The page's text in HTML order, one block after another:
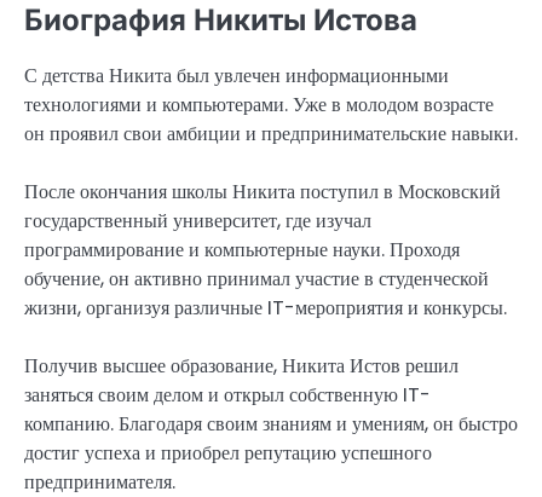
Биография Никиты Истова
С детства Никита был увлечен информационными
технологиями и компьютерами. Уже в молодом возрасте
он проявил свои амбиции и предпринимательские навыки.
После окончания школы Никита поступил в Московский
государственный университет, где изучал
программирование и компьютерные науки. Проходя
обучение, он активно принимал участие в студенческой
жизни, организуя различные IT-мероприятия и конкурсы.
Получив высшее образование, Никита Истов решил
заняться своим делом и открыл собственную IT-
компанию. Благодаря своим знаниям и умениям, он быстро
достиг успеха и приобрел репутацию успешного
предпринимателя.